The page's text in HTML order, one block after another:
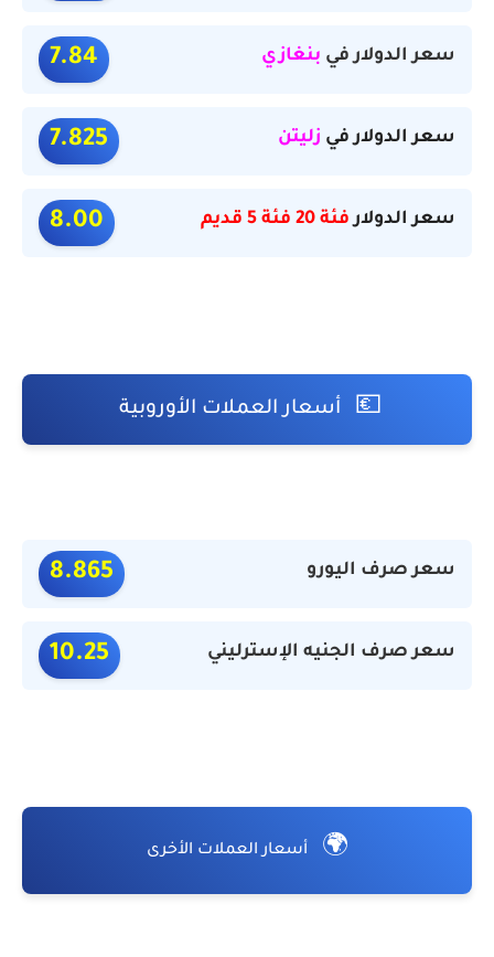
سعر الدولار في بنغازي 7.84
سعر الدولار في زليتن 7.825
سعر الدولارفئة 20 فئة 5 قديم 8.00
💶 أسعار العملات الأوروبية
سعر صرف اليورو 8.865
سعر صرف الجنيه الإسترليني 10.25
🌍 أسعار العملات الأخرى